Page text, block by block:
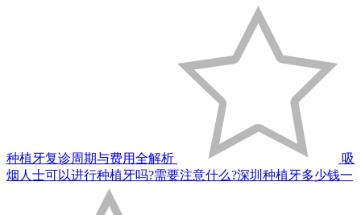
种植牙复诊周期与费用全解析
吸
烟人士可以进行种植牙吗?需要注意什么?深圳种植牙多少钱一